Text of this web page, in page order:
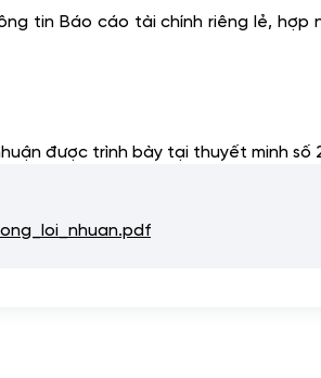
tin Báo cáo tài chính riêng lẻ,
được trình bày tại thuyết minh số